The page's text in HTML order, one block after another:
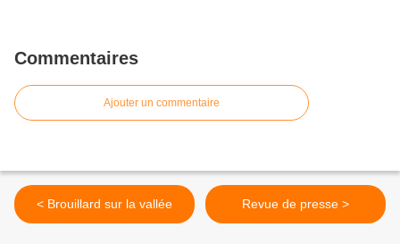
Commentaires
Ajouter un commentaire
< Brouillard sur la vallée Revue de presse >